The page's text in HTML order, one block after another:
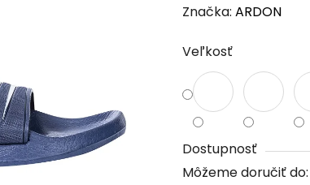
hodnotenie
je
0,0
z
hviezdičiek.
Značka: ARDON
Veľkosť
Dostupnosť
Môžeme doručiť do: